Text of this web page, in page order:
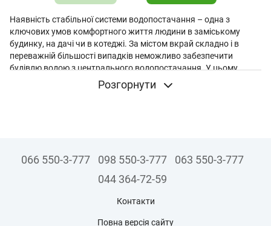
Наявність стабільної системи водопостачання – одна з
ключових умов комфортного життя людини в заміському
будинку, на дачі чи в котеджі. За містом вкрай складно і в
переважній більшості випадків неможливо забезпечити
будівлю водою з центрального водопостачання. У цьому
випадку вода видобувається зі свердловини. Для її
перекачування до місця призначення використовують
Особливості конструкції глибинних
свердловини, але й її подальше транспортування до місця
Розгорнути
066 550-3-777 098 550-3-777
063 550-3-777
044 364-72-59
Контакти
Повна версія сайту